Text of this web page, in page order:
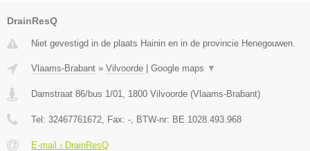
DrainResQ
Niet gevestigd in de plaats Hainin en in de provincie Henegouwen.
Vlaams-Brabant » Vilvoorde | Google maps ▼
Damstraat 86/bus 1/01 1800 Vilvoorde (Vlaams-Brabant)
Tel: 32467761672 , Fax: - , BTW-nr: BE 1028.493.968
E-mail › DrainResQ